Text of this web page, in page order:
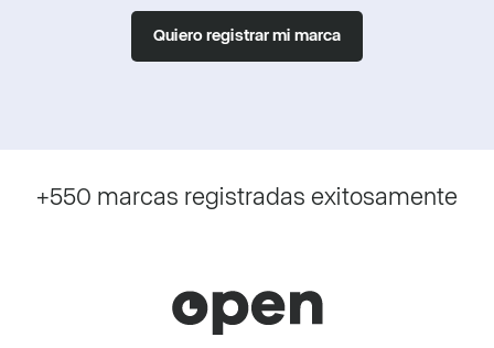
Quiero registrar mi marca
+550 marcas registradas exitosamente